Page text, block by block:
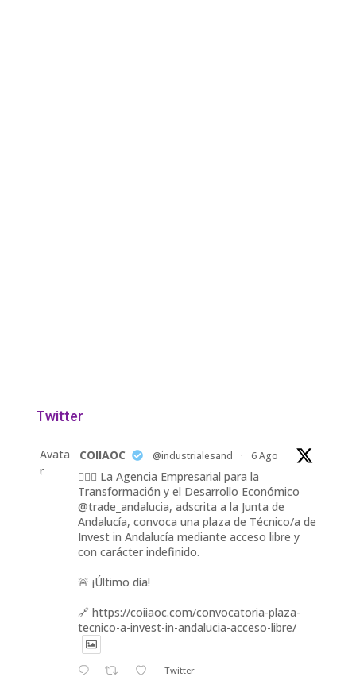
Twitter
Avata
r
COIIAOC @industrialesand · 6 Ago
👷🏽‍♀️ La Agencia Empresarial para la
Transformación y el Desarrollo Económico
@trade_andalucia, adscrita a la Junta de
Andalucía, convoca una plaza de Técnico/a de
Invest in Andalucía mediante acceso libre y
con carácter indefinido.
🚨 ¡Último día!
🔗 https://coiiaoc.com/convocatoria-plaza-
tecnico-a-invest-in-andalucia-acceso-libre/
Twitter